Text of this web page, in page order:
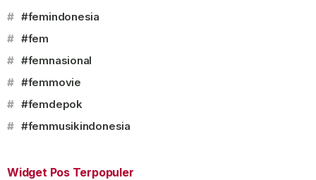
# #femindonesia
# #fem
# #femnasional
# #femmovie
# #femdepok
# #femmusikindonesia
Widget Pos Terpopuler